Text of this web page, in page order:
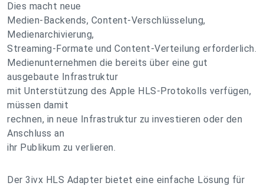
Dies macht neue
Medien-Backends, Content-Verschlüsselung,
Medienarchivierung,
Streaming-Formate und Content-Verteilung erforderlich.
Medienunternehmen die bereits über eine gut
ausgebaute Infrastruktur
mit Unterstützung des Apple HLS-Protokolls verfügen,
müssen damit
rechnen, in neue Infrastruktur zu investieren oder den
Anschluss an
ihr Publikum zu verlieren.
Der 3ivx HLS Adapter bietet eine einfache Lösung für